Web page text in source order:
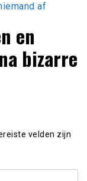
af
en
bizarre
velden zijn